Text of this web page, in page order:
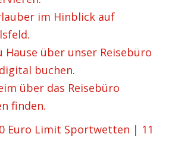
im Hinblick auf
Hause über unser Reisebüro
buchen.
über das Reisebüro
finden.
Euro Limit Sportwetten | 11